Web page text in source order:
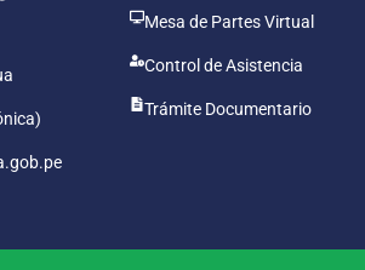
Mesa de Partes Virtual
Control de Asistencia
Trámite Documentario